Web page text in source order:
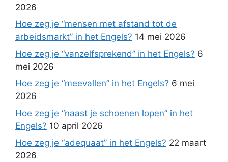
2026
Hoe zeg je “mensen met afstand tot de
arbeidsmarkt” in het Engels? 14 mei 2026
Hoe zeg je “vanzelfsprekend” in het Engels? 6
mei 2026
Hoe zeg je “meevallen” in het Engels? 6 mei
2026
Hoe zeg je “naast je schoenen lopen” in het
Engels? 10 april 2026
Hoe zeg je “adequaat” in het Engels? 22 maart
2026